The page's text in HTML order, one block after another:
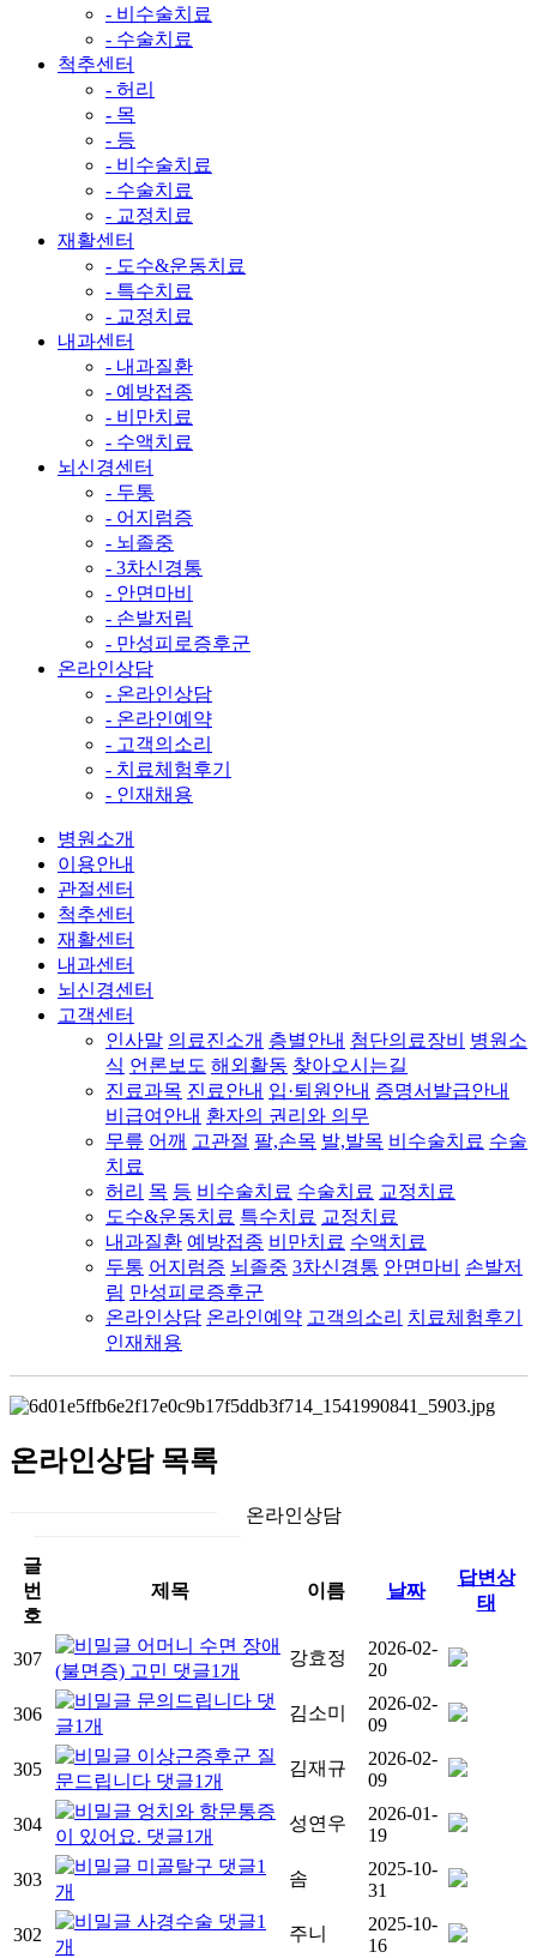
- 비수술치료
- 수술치료
척추센터
- 허리
- 목
- 등
- 비수술치료
- 수술치료
- 교정치료
재활센터
- 도수&운동치료
- 특수치료
- 교정치료
내과센터
- 내과질환
- 예방접종
- 비만치료
- 수액치료
뇌신경센터
- 두통
- 어지럼증
- 뇌졸중
- 3차신경통
- 안면마비
- 손발저림
- 만성피로증후군
온라인상담
- 온라인상담
- 온라인예약
- 고객의소리
- 치료체험후기
- 인재채용
병원소개
이용안내
관절센터
척추센터
재활센터
내과센터
뇌신경센터
고객센터
인사말 의료진소개 층별안내 첨단의료장비
병원소
식 언론보도 해외활동 찾아오시는길
진료과목 진료안내 입·퇴원안내 증명서발급안내
비급여안내 환자의 권리와 의무
무릎 어깨 고관절 팔,손목 발,발목 비수술치료 수술
치료
허리 목 등 비수술치료 수술치료 교정치료
도수&운동치료 특수치료 교정치료
내과질환 예방접종 비만치료 수액치료
두통 어지럼증 뇌졸중 3차신경통 안면마비
손발저
림 만성피로증후군
온라인상담 온라인예약 고객의소리 치료체험후기
인재채용
온라인상담목록
온라인상담
글
번
호
제목 이름 날짜
답변상
태
307
어머니 수면 장애
(불면증) 고민 댓글1개
강효정
2026-02-
20
306
문의드립니다 댓
글1개
김소미
2026-02-
09
305
이상근증후군 질
문드립니다 댓글1개
김재규
2026-02-
09
304
엉치와 항문통증
이 있어요. 댓글1개
성연우
2026-01-
19
303
미골탈구 댓글1
개
솜
2025-10-
31
302
사경수술 댓글1
개
주니
2025-10-
16